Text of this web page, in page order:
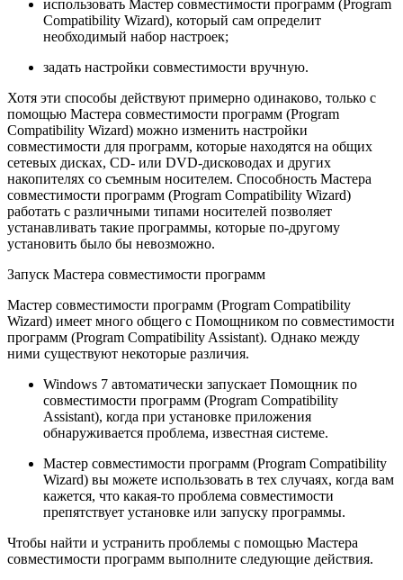
использовать Мастер совместимости программ (Program
Compatibility Wizard), кото­рый сам определит
необходимый набор настроек;
задать настройки совместимости вручную.
Хотя эти способы действуют примерно одинаково, только с
помощью Мастера совместимости программ (Program
Compatibility Wizard) можно изменить настройки
совместимости для программ, которые находятся на общих
сетевых дисках, CD- или DVD-дисководах и других
накопителях со съемным носителем. Способность Мастера
совместимости программ (Program Compatibility Wizard)
работать с различ­ными типами носителей позволяет
устанавливать такие программы, которые по-другому
установить было бы невозможно.
Запуск Мастера совместимости программ
Мастер совместимости программ (Program Compatibility
Wizard) имеет много общего с Помощником по совместимости
программ (Program Compatibility Assistant). Однако между
ними существуют некоторые различия.
Windows 7 автоматически запускает Помощник по
совместимости программ (Program Compatibility
Assistant), когда при установке приложения
обнаруживается пробле­ма, известная системе.
Мастер совместимости программ (Program Compatibility
Wizard) вы можете исполь­зовать в тех случаях, когда вам
кажется, что какая-то проблема совместимости
препятствует установке или запуску программы.
Чтобы найти и устранить проблемы с помощью Мастера
совместимости программ выполните следующие действия.